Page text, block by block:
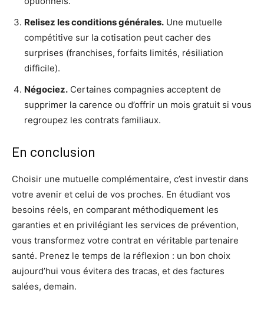
Relisez les conditions générales. Une mutuelle
compétitive sur la cotisation peut cacher des
surprises (franchises, forfaits limités, résiliation
difficile).
Négociez. Certaines compagnies acceptent de
supprimer la carence ou d’offrir un mois gratuit si vous
regroupez les contrats familiaux.
En conclusion
Choisir une mutuelle complémentaire, c’est investir dans
votre avenir et celui de vos proches. En étudiant vos
besoins réels, en comparant méthodiquement les
garanties et en privilégiant les services de prévention,
vous transformez votre contrat en véritable partenaire
santé. Prenez le temps de la réflexion : un bon choix
aujourd’hui vous évitera des tracas, et des factures
salées, demain.